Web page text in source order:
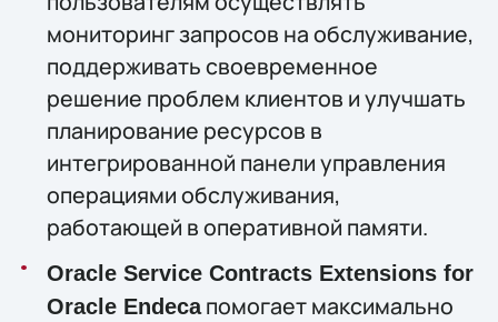
мониторинг запросов на обслуживание,
поддерживать своевременное
решение проблем клиентов и улучшать
планирование ресурсов в
интегрированной панели управления
операциями обслуживания,
работающей в оперативной памяти.
Oracle Service Contracts Extensions for
Oracle Endecaпомогает максимально